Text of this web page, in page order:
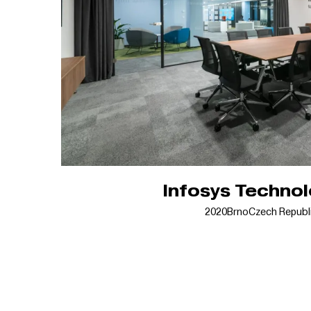
Infosys
2020BrnoCzech